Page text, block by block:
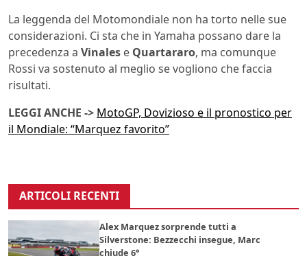
La leggenda del Motomondiale non ha torto nelle sue
considerazioni. Ci sta che in Yamaha possano dare la
precedenza a Vinales e Quartararo, ma comunque
Rossi va sostenuto al meglio se vogliono che faccia
risultati.
LEGGI ANCHE -> MotoGP, Dovizioso e il pronostico per
il Mondiale: “Marquez favorito”
ARTICOLI RECENTI
Alex Marquez sorprende tutti a
Silverstone: Bezzecchi insegue, Marc
chiude 6°